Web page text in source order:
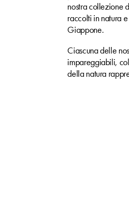
nostra collezione
raccolti in natura
Giappone.
Ciascuna delle
impareggiabili,
della natura